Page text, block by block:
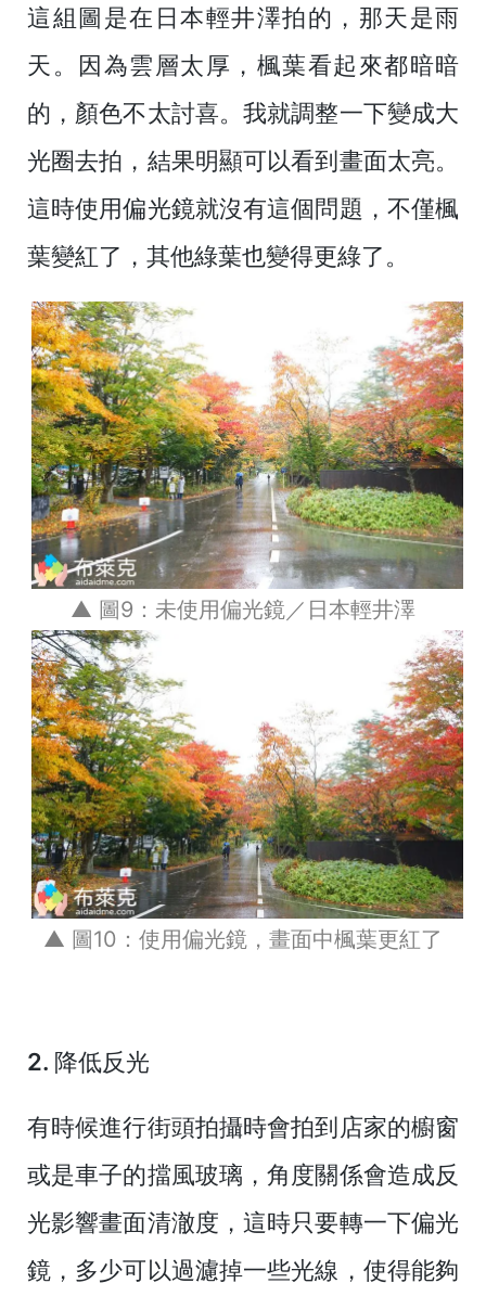
這組圖是在日本輕井澤拍的，那天是雨
天。因為雲層太厚，楓葉看起來都暗暗
的，顏色不太討喜。我就調整一下變成大
光圈去拍，結果明顯可以看到畫面太亮。
這時使用偏光鏡就沒有這個問題，不僅楓
葉變紅了，其他綠葉也變得更綠了。
▲ 圖9：未使用偏光鏡／日本輕井澤
▲ 圖10：使用偏光鏡，畫面中楓葉更紅了
2. 降低反光
有時候進行街頭拍攝時會拍到店家的櫥窗
或是車子的擋風玻璃，角度關係會造成反
光影響畫面清澈度，這時只要轉一下偏光
鏡，多少可以過濾掉一些光線，使得能夠